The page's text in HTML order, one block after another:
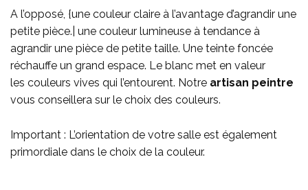
A l’opposé, {une couleur claire à l’avantage d’agrandir une
petite pièce. | une couleur lumineuse à tendance à
agrandir une pièce de petite taille. Une teinte foncée
réchauffe un grand espace. Le blanc met en valeur
les couleurs vives qui l’entourent. Notre artisan peintre
vous conseillera sur le choix des couleurs.
Important : L’orientation de votre salle est également
primordiale dans le choix de la couleur.